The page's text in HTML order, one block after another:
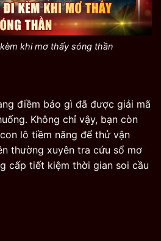
khi mơ thấy sóng thần
điềm báo gì đã được giải mã
Không chỉ vậy, bạn còn
lô tiềm năng để thử vận
thường xuyên tra cứu sổ mơ
cấp tiết kiệm thời gian soi cầu